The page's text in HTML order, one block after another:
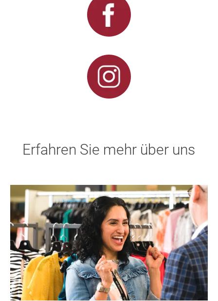
Erfahren Sie mehr über uns